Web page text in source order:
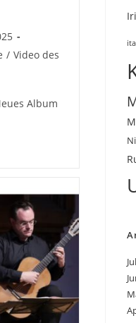
/ Video des
Album